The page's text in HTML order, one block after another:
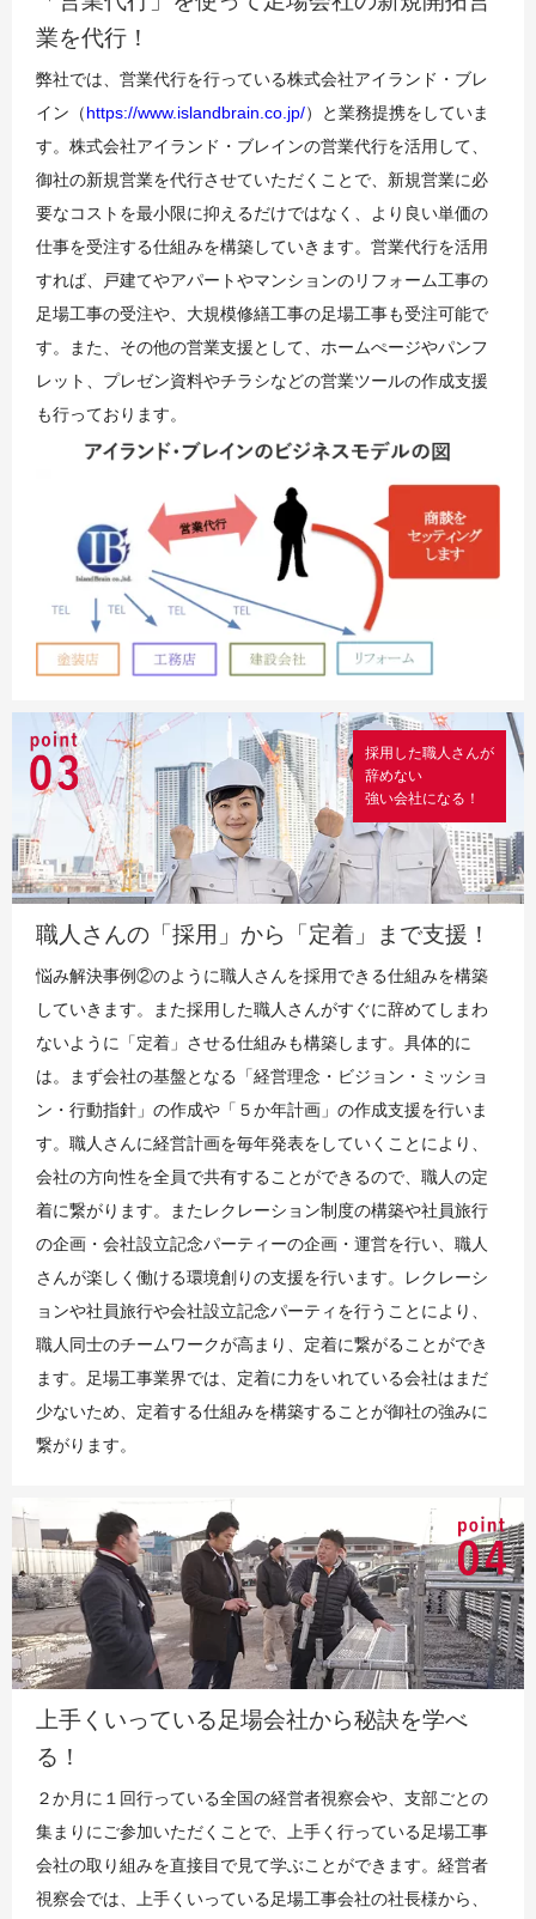
業を代行！
弊社では、営業代行を行っている株式会社アイランド・ブレ
イン（https://www.islandbrain.co.jp/）と業務提携をしていま
す。株式会社アイランド・ブレインの営業代行を活用して、
御社の新規営業を代行させていただくことで、新規営業に必
要なコストを最小限に抑えるだけではなく、より良い単価の
仕事を受注する仕組みを構築していきます。営業代行を活用
すれば、戸建てやアパートやマンションのリフォーム工事の
足場工事の受注や、大規模修繕工事の足場工事も受注可能で
す。また、その他の営業支援として、ホームぺージやパンフ
レット、プレゼン資料やチラシなどの営業ツールの作成支援
も行っております。
職人さんの「採用」から「定着」まで支援！
悩み解決事例②のように職人さんを採用できる仕組みを構築
していきます。また採用した職人さんがすぐに辞めてしまわ
ないように「定着」させる仕組みも構築します。具体的に
は。まず会社の基盤となる「経営理念・ビジョン・ミッショ
ン・行動指針」の作成や「５か年計画」の作成支援を行いま
す。職人さんに経営計画を毎年発表をしていくことにより、
会社の方向性を全員で共有することができるので、職人の定
着に繋がります。またレクレーション制度の構築や社員旅行
の企画・会社設立記念パーティーの企画・運営を行い、職人
さんが楽しく働ける環境創りの支援を行います。レクレーシ
ョンや社員旅行や会社設立記念パーティを行うことにより、
職人同士のチームワークが高まり、定着に繋がることができ
ます。足場工事業界では、定着に力をいれている会社はまだ
少ないため、定着する仕組みを構築することが御社の強みに
繋がります。
採用した職人さんが
辞めない
強い会社になる！
上手くいっている足場会社から秘訣を学べ
る！
２か月に１回行っている全国の経営者視察会や、支部ごとの
集まりにご参加いただくことで、上手く行っている足場工事
会社の取り組みを直接目で見て学ぶことができます。経営者
視察会では、上手くいっている足場工事会社の社長様から、